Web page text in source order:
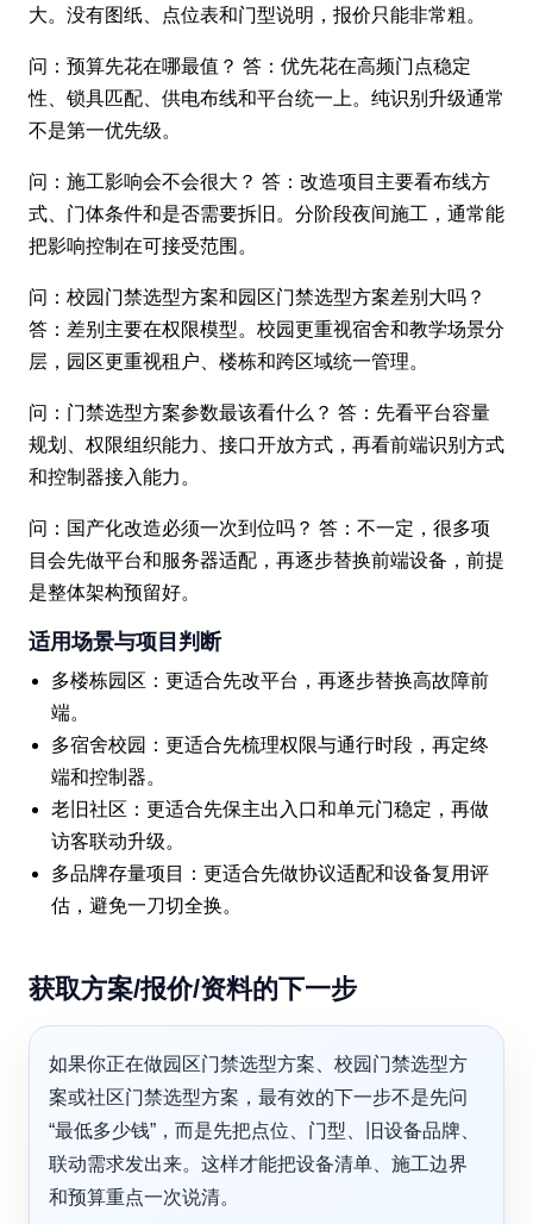
大。没有图纸、点位表和门型说明，报价只能非常粗。
问：预算先花在哪最值？ 答：优先花在高频门点稳定
性、锁具匹配、供电布线和平台统一上。纯识别升级通常
不是第一优先级。
问：施工影响会不会很大？ 答：改造项目主要看布线方
式、门体条件和是否需要拆旧。分阶段夜间施工，通常能
把影响控制在可接受范围。
问：校园门禁选型方案和园区门禁选型方案差别大吗？
答：差别主要在权限模型。校园更重视宿舍和教学场景分
层，园区更重视租户、楼栋和跨区域统一管理。
问：门禁选型方案参数最该看什么？ 答：先看平台容量
规划、权限组织能力、接口开放方式，再看前端识别方式
和控制器接入能力。
问：国产化改造必须一次到位吗？ 答：不一定，很多项
目会先做平台和服务器适配，再逐步替换前端设备，前提
是整体架构预留好。
适用场景与项目判断
多楼栋园区：更适合先改平台，再逐步替换高故障前
端。
多宿舍校园：更适合先梳理权限与通行时段，再定终
端和控制器。
老旧社区：更适合先保主出入口和单元门稳定，再做
访客联动升级。
多品牌存量项目：更适合先做协议适配和设备复用评
估，避免一刀切全换。
获取方案/报价/资料的下一步
如果你正在做园区门禁选型方案、校园门禁选型方
案或社区门禁选型方案，最有效的下一步不是先问
“最低多少钱”，而是先把点位、门型、旧设备品牌、
联动需求发出来。这样才能把设备清单、施工边界
和预算重点一次说清。